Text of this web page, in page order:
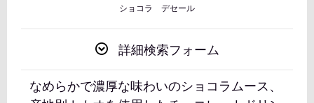
ショコラ デセール
詳細検索フォーム
なめらかで濃厚な味わいのショコラムース、